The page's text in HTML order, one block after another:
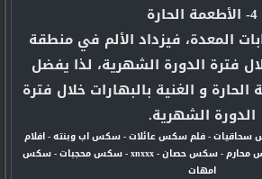
4- الأطعمة الحارة
المعدة، فيزداد الألم في منطقة
فترة الدورة الشهرية، لذا يفضل
الحارة و الغنية بالبهارات خلال فترة
الدورة الشهرية.
سحاقيات-فلم سكس عائلات-سكس اب وبنته-افلام
-سكس حصان-
xnxxx
-سكس محجبات-سكس
امهات